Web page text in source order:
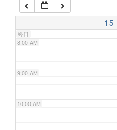
15
終日
7:00 AM
8:00 AM
9:00 AM
10:00 AM